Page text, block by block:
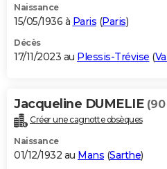
Naissance
15/05/1936 à Paris (Paris)
Décès
17/11/2023 au Plessis-Trévise (
Jacqueline DUMELIE
Créer une cagnotte obsèques
Naissance
01/12/1932 au Mans (Sarthe)